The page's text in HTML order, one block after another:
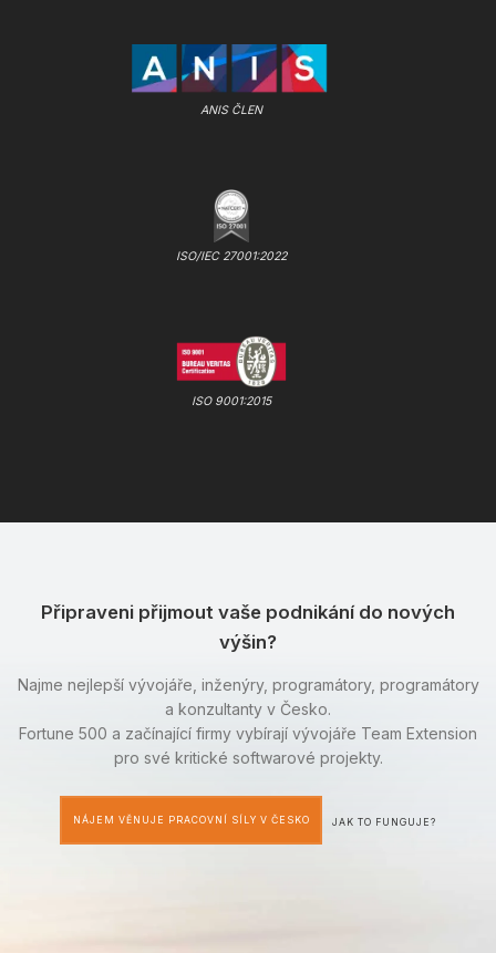
ANIS ČLEN
ISO/IEC 27001:2022
ISO 9001:2015
Připraveni přijmout vaše podnikání do nových
výšin?
Najme nejlepší vývojáře, inženýry, programátory, programátory
a konzultanty v Česko.
Fortune 500 a začínající firmy vybírají vývojáře Team Extension
pro své kritické softwarové projekty.
NÁJEM VĚNUJE PRACOVNÍ SÍLY V ČESKO JAK TO FUNGUJE?